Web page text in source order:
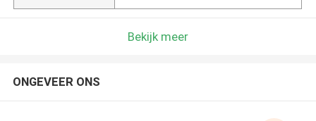
Bekijk meer
ONGEVEER ONS